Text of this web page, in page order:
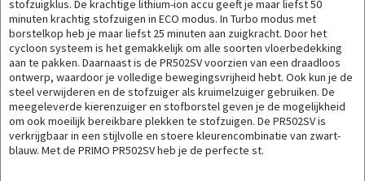
stofzuigklus. De krachtige lithium-ion accu geeft je maar liefst 50
minuten krachtig stofzuigen in ECO modus. In Turbo modus met
borstelkop heb je maar liefst 25 minuten aan zuigkracht. Door het
cycloon systeem is het gemakkelijk om alle soorten vloerbedekking
aan te pakken. Daarnaast is de PR502SV voorzien van een draadloos
ontwerp, waardoor je volledige bewegingsvrijheid hebt. Ook kun je de
steel verwijderen en de stofzuiger als kruimelzuiger gebruiken. De
meegeleverde kierenzuiger en stofborstel geven je de mogelijkheid
om ook moeilijk bereikbare plekken te stofzuigen. De PR502SV is
verkrijgbaar in een stijlvolle en stoere kleurencombinatie van zwart-
blauw. Met de PRIMO PR502SV heb je de perfecte st.